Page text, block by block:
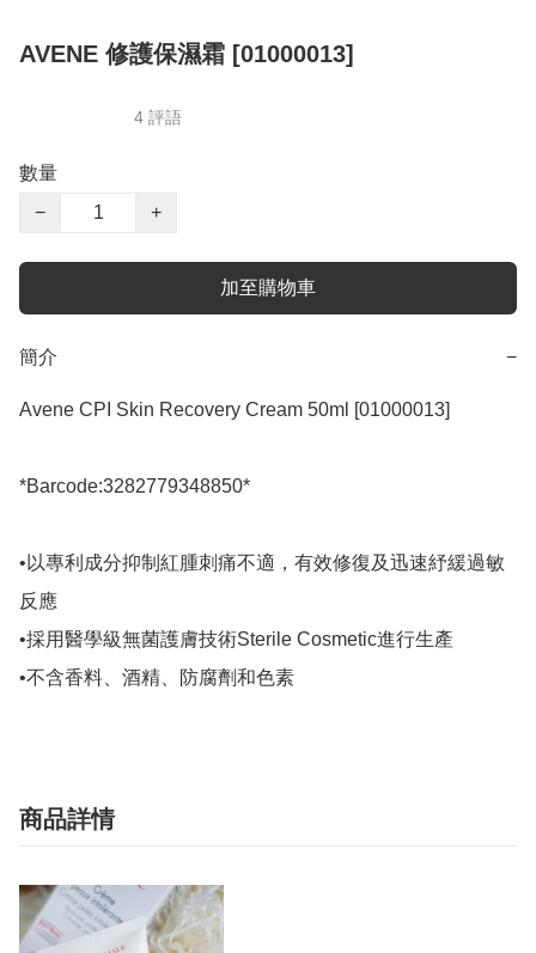
AVENE 修護保濕霜 [01000013]
4 評語
數量
−
+
加至購物車
簡介 −
Avene CPI Skin Recovery Cream 50ml [01000013]
*Barcode:3282779348850*
•以專利成分抑制紅腫刺痛不適，有效修復及迅速紓緩過敏
反應
•採用醫學級無菌護膚技術Sterile Cosmetic進行生產
•不含香料、酒精、防腐劑和色素
商品詳情